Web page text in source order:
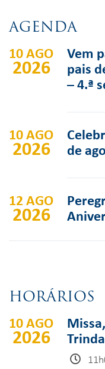
AGENDA
10 AGO
2026
Vem
pais
– 4.ª
10 AGO
2026
de
12 AGO
2026
HORÁRIOS
10 AGO
2026